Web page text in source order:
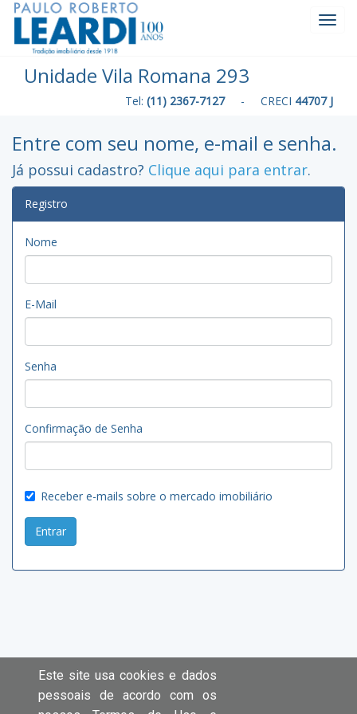
Unidade Vila Romana 293
Tel: (11) 2367-7127- CRECI 44707 J
Entre com seu nome, e-mail e senha.
Já possui cadastro? Clique aqui para entrar.
Registro
Nome
E-Mail
Senha
Confirmação de Senha
Receber e-mails sobre o mercado imobiliário
Entrar
Este site usa cookies e dados
pessoais de acordo com os